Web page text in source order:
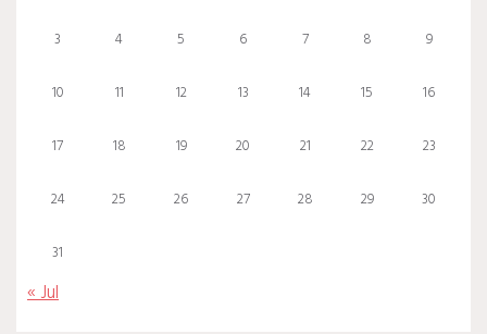
3 4 5 6 7 8 9
10 11 12 13 14 15 16
17 18 19 20 21 22 23
24 25 26 27 28 29 30
31
« Jul